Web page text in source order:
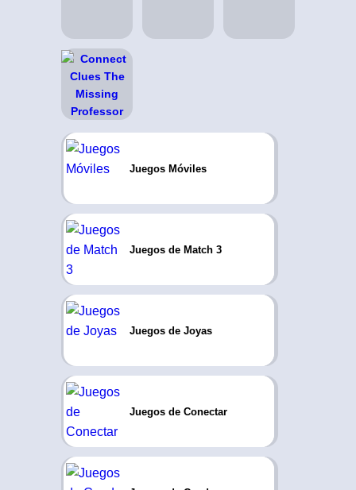
Juegos Móviles
Juegos de Match 3
Juegos de Joyas
Juegos de Conectar